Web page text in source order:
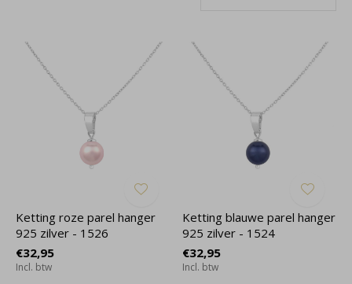
Ketting roze parel hanger
925 zilver - 1526
€32,95
Incl. btw
Ketting blauwe parel hanger
925 zilver - 1524
€32,95
Incl. btw